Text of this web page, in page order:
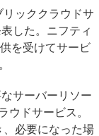
ッククラウドサ
した。ニフティ
を受けてサービ
サーバーリソー
ウドサービス。
必要になった場